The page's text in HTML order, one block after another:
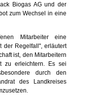
Biogas AG und der
zum Wechsel in eine
Mitarbeiter eine
der Regelfall", erläutert
ist, den Mitarbeitern
zu erleichtern. Es sei
durch den
des Landkreises